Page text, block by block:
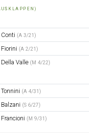
Conti (A 3/21)
Fiorini (A 2/21)
Della Valle (M 4/22)
Tonnini (A 4/31)
Balzani (S 6/27)
Francioni (M 9/31)